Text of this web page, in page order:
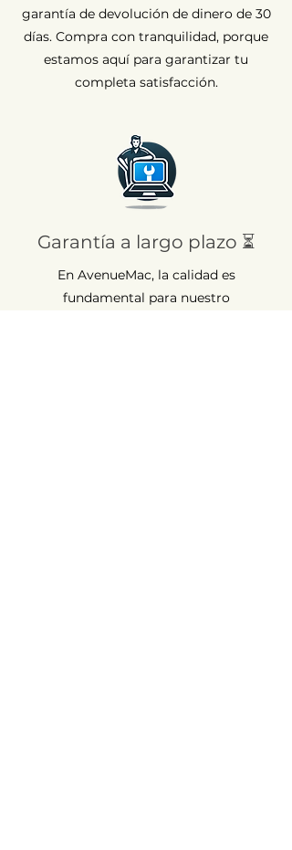
garantía de devolución de dinero de 30
días. Compra con tranquilidad, porque
estamos aquí para garantizar tu
completa satisfacción.
Garantía a largo plazo ⏳
En AvenueMac, la calidad es
fundamental para nuestro